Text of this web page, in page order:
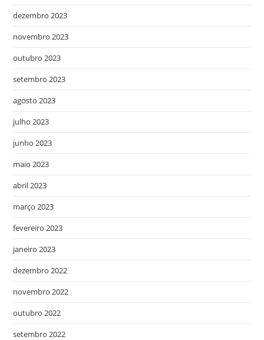
dezembro 2023
novembro 2023
outubro 2023
setembro 2023
agosto 2023
julho 2023
junho 2023
maio 2023
abril 2023
março 2023
fevereiro 2023
janeiro 2023
dezembro 2022
novembro 2022
outubro 2022
setembro 2022